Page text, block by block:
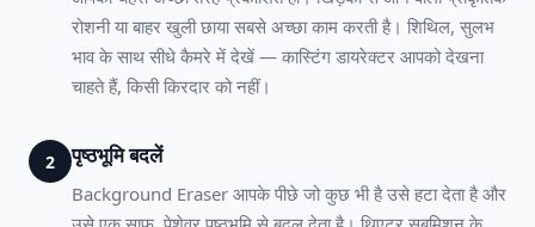
रोशनी या बाहर खुली छाया सबसे अच्छा काम करती है। शिथिल, सुलभ
भाव के साथ सीधे कैमरे में देखें — कास्टिंग डायरेक्टर आपको देखना
चाहते हैं, किसी किरदार को नहीं।
2 पृष्ठभूमि बदलें
Background Eraser आपके पीछे जो कुछ भी है उसे हटा देता है और